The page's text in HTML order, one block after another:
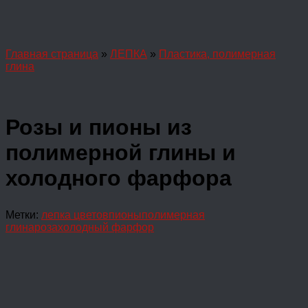
Главная страница » ЛЕПКА » Пластика, полимерная
глина
Розы и пионы из
полимерной глины и
холодного фарфора
Метки: лепка цветовпионыполимерная
глинарозахолодный фарфор